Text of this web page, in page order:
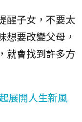
醒子女，不要太
想要改變父母，
就會找到許多方
展開人生新風